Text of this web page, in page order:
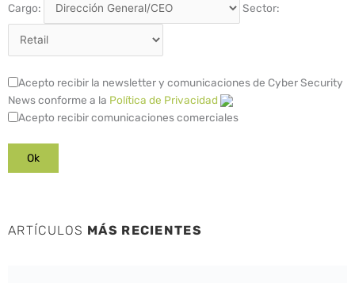
Cargo: Sector:
Acepto recibir la newsletter y comunicaciones de Cyber Security
News conforme a la Política de Privacidad
Acepto recibir comunicaciones comerciales
ARTÍCULOS MÁS RECIENTES